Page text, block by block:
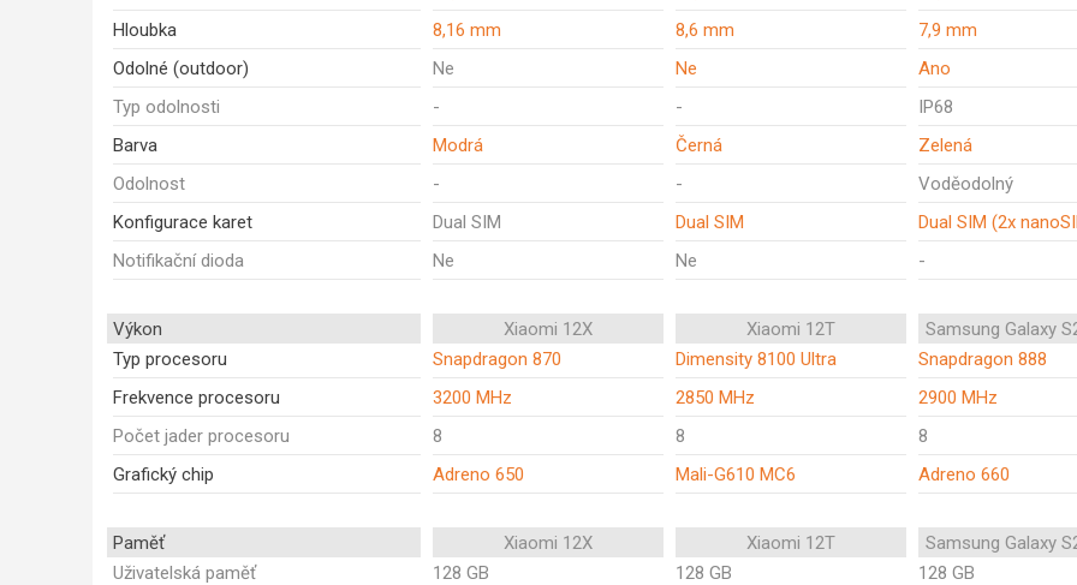
Hloubka
8,16 mm 8,6 mm
7,9 mm
Odolné (outdoor)
Ne Ne
Ano
Typ odolnosti
- -
IP68
Barva
Modrá Černá
Zelená
Odolnost
- -
Voděodolný
Konfigurace karet
Dual SIM Dual SIM
Dual SIM (2x
Notifikační dioda
Ne Ne -
Výkon Xiaomi 12X Xiaomi 12T
Samsung Galaxy
Typ procesoru
Snapdragon 870 Dimensity 8100 Ultra
Snapdragon 888
Frekvence procesoru
3200 MHz 2850 MHz
2900 MHz
Počet jader procesoru
8 8
8
Grafický chip
Adreno 650 Mali-G610 MC6 Adreno 660
Paměť Xiaomi 12X Xiaomi 12T
Samsung Galaxy
Uživatelská paměť
128 GB 128 GB
128 GB